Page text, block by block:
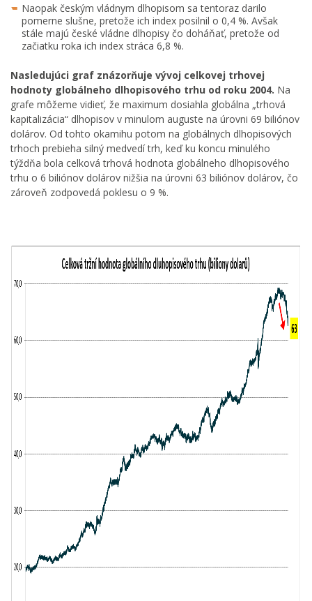
Naopak českým vládnym dlhopisom sa tentoraz darilo
pomerne slušne, pretože ich index posilnil o 0,4 %. Avšak
stále majú české vládne dlhopisy čo doháňať, pretože od
začiatku roka ich index stráca 6,8 %.
Nasledujúci graf znázorňuje vývoj celkovej trhovej
hodnoty globálneho dlhopisového trhu od roku 2004. Na
grafe môžeme vidieť, že maximum dosiahla globálna „trhová
kapitalizácia“ dlhopisov v minulom auguste na úrovni 69 biliónov
dolárov. Od tohto okamihu potom na globálnych dlhopisových
trhoch prebieha silný medvedí trh, keď ku koncu minulého
týždňa bola celková trhová hodnota globálneho dlhopisového
trhu o 6 biliónov dolárov nižšia na úrovni 63 biliónov dolárov, čo
zároveň zodpovedá poklesu o 9 %.